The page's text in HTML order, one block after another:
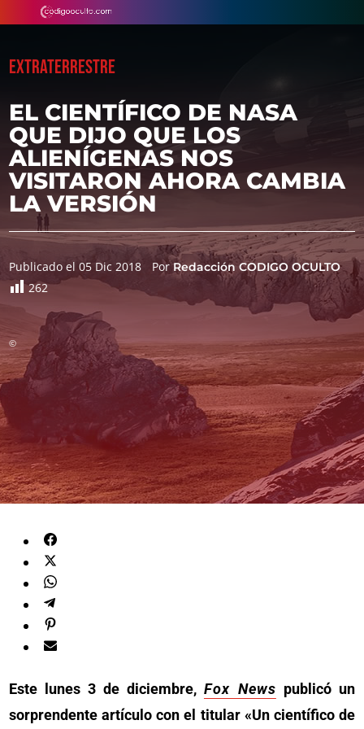
EXTRATERRESTRE
EL CIENTÍFICO DE NASA
QUE DIJO QUE LOS
ALIENÍGENAS NOS
VISITARON AHORA CAMBIA
LA VERSIÓN
Publicado el 05 Dic 2018 PorRedacción CODIGO OCULTO
262
©
Este lunes 3 de diciembre, Fox News publicó un
sorprendente artículo con el titular «Un científico de